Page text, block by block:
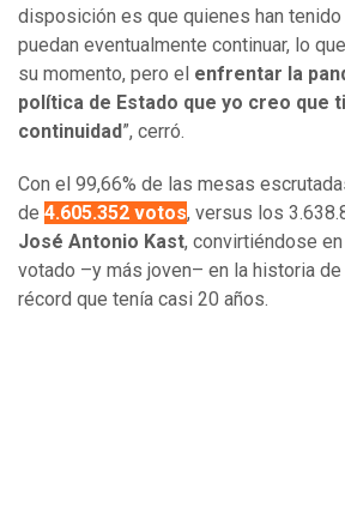
disposición es que quienes han
puedan eventualmente continuar, lo
su momento, pero el enfrentar la
política de Estado que yo creo que
continuidad”, cerró.
Con el 99,66% de las mesas
de 4.605.352 votos, versus los
José Antonio Kast, convirtiéndose
votado –y más joven– en la historia de
récord que tenía casi 20 años.